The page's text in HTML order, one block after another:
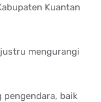
Kuantan
mengurangi
pengendara, baik